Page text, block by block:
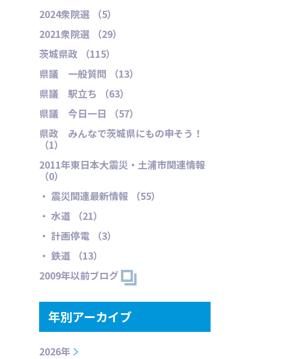
2024衆院選 （5）
2021衆院選 （29）
茨城県政 （115）
県議 一般質問 （13）
県議 駅立ち （63）
県議 今日一日 （57）
県政 みんなで茨城県にもの申そう！
（1）
2011年東日本大震災・土浦市関連情報
（0）
・ 震災関連最新情報 （55）
・ 水道 （21）
・ 計画停電 （3）
・ 鉄道 （13）
2009年以前ブログ
年別アーカイブ
2026年